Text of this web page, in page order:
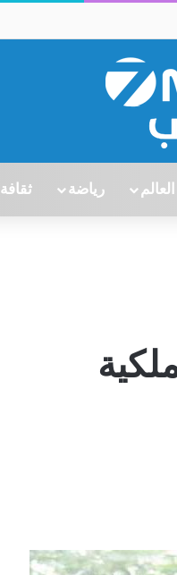
العالم رياضة ثقافة